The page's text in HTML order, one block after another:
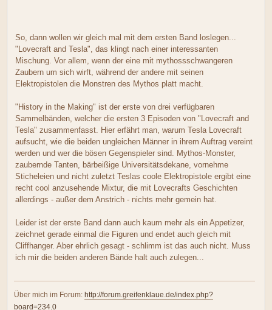
So, dann wollen wir gleich mal mit dem ersten Band loslegen...
"Lovecraft and Tesla", das klingt nach einer interessanten
Mischung. Vor allem, wenn der eine mit mythossschwangeren
Zaubern um sich wirft, während der andere mit seinen
Elektropistolen die Monstren des Mythos platt macht.
"History in the Making" ist der erste von drei verfügbaren
Sammelbänden, welcher die ersten 3 Episoden von "Lovecraft and
Tesla" zusammenfasst. Hier erfährt man, warum Tesla Lovecraft
aufsucht, wie die beiden ungleichen Männer in ihrem Auftrag vereint
werden und wer die bösen Gegenspieler sind. Mythos-Monster,
zaubernde Tanten, bärbeißige Universitätsdekane, vornehme
Sticheleien und nicht zuletzt Teslas coole Elektropistole ergibt eine
recht cool anzusehende Mixtur, die mit Lovecrafts Geschichten
allerdings - außer dem Anstrich - nichts mehr gemein hat.
Leider ist der erste Band dann auch kaum mehr als ein Appetizer,
zeichnet gerade einmal die Figuren und endet auch gleich mit
Cliffhanger. Aber ehrlich gesagt - schlimm ist das auch nicht. Muss
ich mir die beiden anderen Bände halt auch zulegen...
Über mich im Forum: http://forum.greifenklaue.de/index.php?
board=234.0